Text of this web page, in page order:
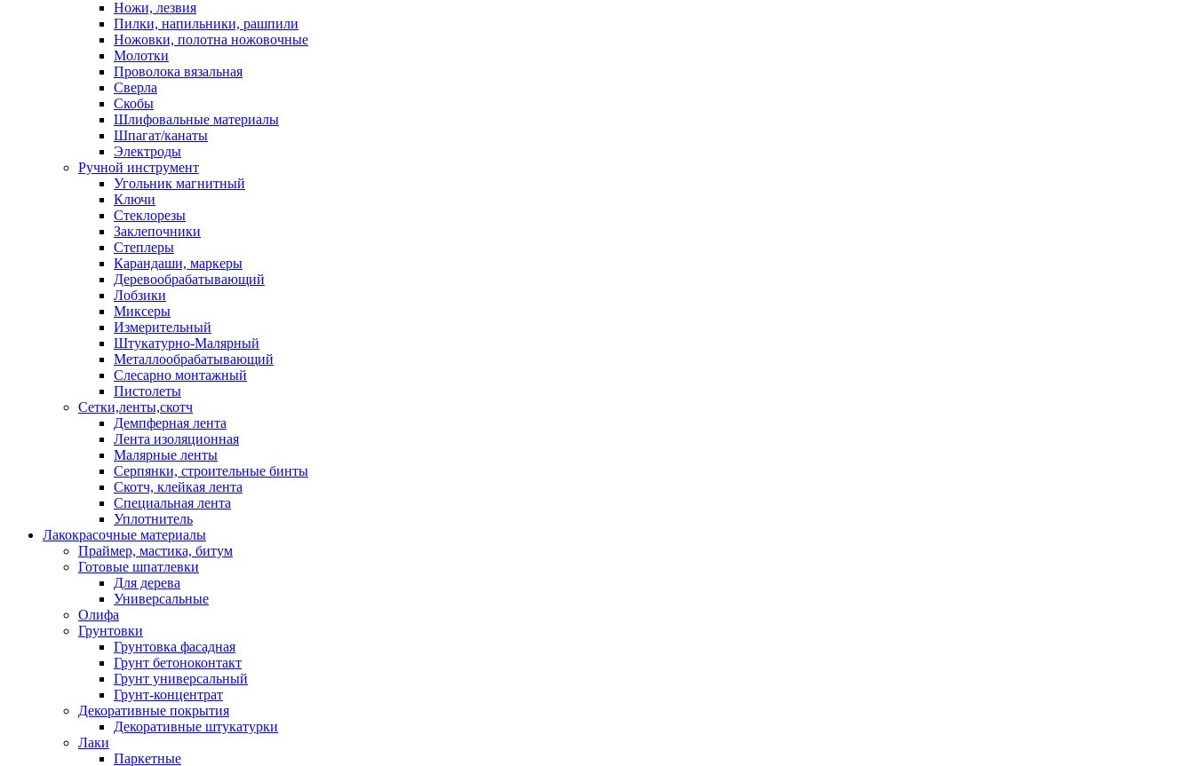
Ножи, лезвия
Пилки, напильники, рашпили
Ножовки, полотна ножовочные
Молотки
Проволока вязальная
Сверла
Скобы
Шлифовальные материалы
Шпагат/канаты
Электроды
Ручной инструмент
Угольник магнитный
Ключи
Стеклорезы
Заклепочники
Степлеры
Карандаши, маркеры
Деревообрабатывающий
Лобзики
Миксеры
Измерительный
Штукатурно-Малярный
Металлообрабатывающий
Слесарно монтажный
Пистолеты
Сетки,ленты,скотч
Демпферная лента
Лента изоляционная
Малярные ленты
Серпянки, строительные бинты
Скотч, клейкая лента
Специальная лента
Уплотнитель
Лакокрасочные материалы
Праймер, мастика, битум
Готовые шпатлевки
Для дерева
Универсальные
Олифа
Грунтовки
Грунтовка фасадная
Грунт бетоноконтакт
Грунт универсальный
Грунт-концентрат
Декоративные покрытия
Декоративные штукатурки
Лаки
Паркетные